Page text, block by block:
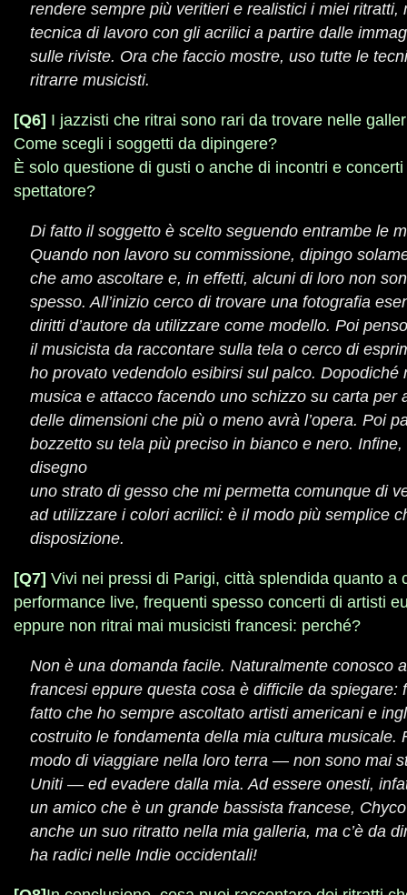
rendere sempre più veritieri e realistici i miei ritratti,
tecnica di lavoro con gli acrilici a partire dalle
sulle riviste. Ora che faccio mostre, uso tutte le
ritrarre musicisti.
[Q6] I jazzisti che ritrai sono rari da trovare nelle
Come scegli i soggetti da dipingere?
È solo questione di gusti o anche di incontri e
spettatore?
Di fatto il soggetto è scelto seguendo entrambe le
Quando non lavoro su commissione, dipingo
che amo ascoltare e, in effetti, alcuni di loro non
spesso. All’inizio cerco di trovare una fotografia
diritti d’autore da utilizzare come modello. Poi
il musicista da raccontare sulla tela o cerco di
ho provato vedendolo esibirsi sul palco. Dopodiché
musica e attacco facendo uno schizzo su carta per
delle dimensioni che più o meno avrà l’opera. Poi
bozzetto su tela più preciso in bianco e nero.
disegno
uno strato di gesso che mi permetta comunque di
ad utilizzare i colori acrilici: è il modo più semplice
disposizione.
[Q7] Vivi nei pressi di Parigi, città splendida quanto a
performance live, frequenti spesso concerti di artisti
eppure non ritrai mai musicisti francesi: perché?
Non è una domanda facile. Naturalmente conosco
francesi eppure questa cosa è difficile da spiegare:
fatto che ho sempre ascoltato artisti americani e
costruito le fondamenta della mia cultura musicale.
modo di viaggiare nella loro terra — non sono mai
Uniti — ed evadere dalla mia. Ad essere onesti,
un amico che è un grande bassista francese,
anche un suo ritratto nella mia galleria, ma c’è da
ha radici nelle Indie occidentali!